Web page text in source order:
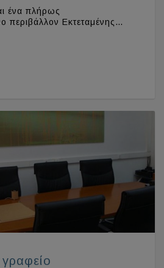
ένα πλήρως
περιβάλλον Εκτεταμένης…